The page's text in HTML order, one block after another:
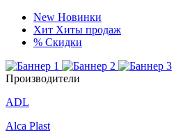
New Новинки
Хит Хиты продаж
% Скидки
Производители
ADL
Alca Plast